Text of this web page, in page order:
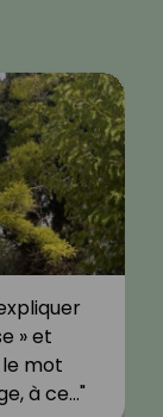
» et
mot
à ce…"